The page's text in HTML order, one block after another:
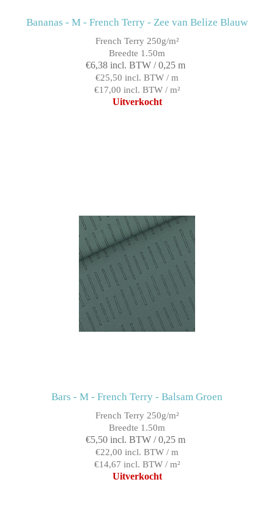
Bananas - M - French Terry - Zee van Belize Blauw
French Terry 250g/m²
Breedte 1.50m
€6,38 incl. BTW / 0,25 m
€25,50 incl. BTW / m
€17,00 incl. BTW / m²
Uitverkocht
Bars - M - French Terry - Balsam Groen
French Terry 250g/m²
Breedte 1.50m
€5,50 incl. BTW / 0,25 m
€22,00 incl. BTW / m
€14,67 incl. BTW / m²
Uitverkocht